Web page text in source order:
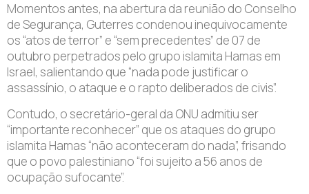
Momentos antes, na abertura da reunião do Conselho
de Segurança, Guterres condenou inequivocamente
os “atos de terror” e “sem precedentes” de 07 de
outubro perpetrados pelo grupo islamita Hamas em
Israel, salientando que “nada pode justificar o
assassínio, o ataque e o rapto deliberados de civis”.
Contudo, o secretário-geral da ONU admitiu ser
“importante reconhecer” que os ataques do grupo
islamita Hamas “não aconteceram do nada”, frisando
que o povo palestiniano “foi sujeito a 56 anos de
ocupação sufocante”.